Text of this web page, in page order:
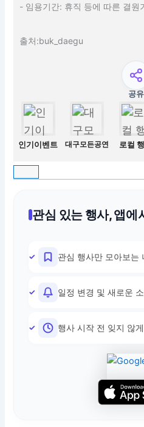
- 임용기간: 휴직 등에 따른 결원
출처:buk_daegu
공유
인기이벤트 대구모든공연 로컬
관심 있는 행사, 앱에
관심 행사만 모아보는
일정 변경 및 새로운
행사 시작 전 잊지 않